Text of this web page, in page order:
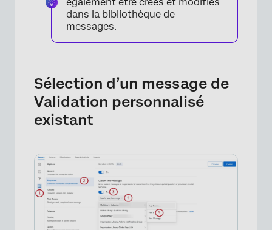
×
dans la bibliothèque de
messages.
Sélection d’un message de
Validation personnalisé
existant